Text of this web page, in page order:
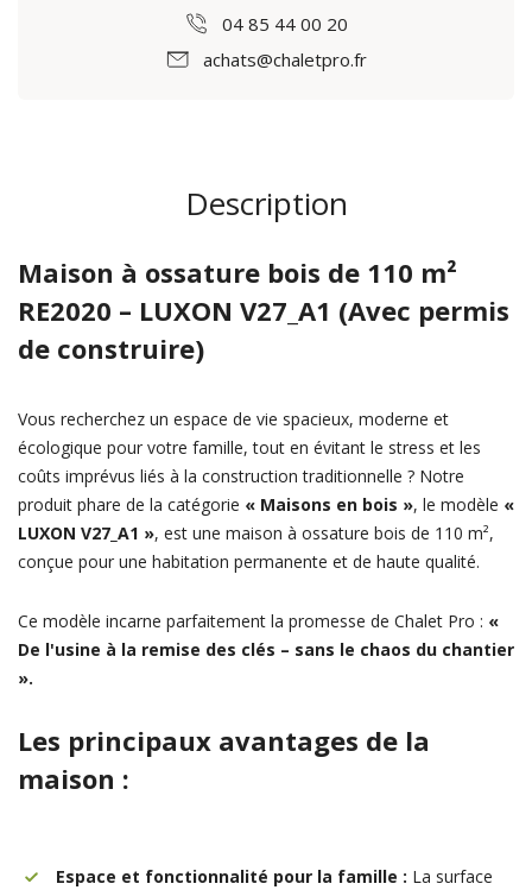
04 85 44 00 20
achats@chaletpro.fr
Description
Maison à ossature bois de 110 m²
RE2020 – LUXON V27_A1 (Avec permis
de construire)
Vous recherchez un espace de vie spacieux, moderne et
écologique pour votre famille, tout en évitant le stress et les
coûts imprévus liés à la construction traditionnelle ? Notre
produit phare de la catégorie « Maisons en bois », le modèle «
LUXON V27_A1 », est une maison à ossature bois de 110 m²,
conçue pour une habitation permanente et de haute qualité.
Ce modèle incarne parfaitement la promesse de Chalet Pro : «
De l'usine à la remise des clés – sans le chaos du chantier
».
Les principaux avantages de la
maison :
Espace et fonctionnalité pour la famille : La surface